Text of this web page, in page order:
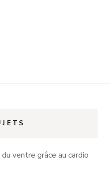
ventre grâce au cardio